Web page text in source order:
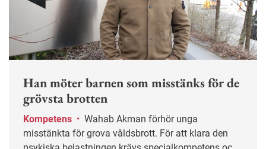
Han möter barnen som misstänks för de
grövsta brotten
Kompetens •
misstänkta för grova våldsbrott. För att klara den